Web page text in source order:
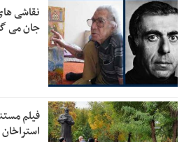
9:30 مهاجرانی: کشور با همبستگی ملی از
نقاشی
جان می
فیلم